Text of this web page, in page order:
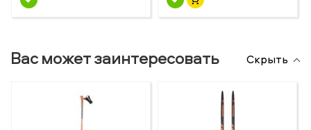
Вас может заинтересовать Скрыть